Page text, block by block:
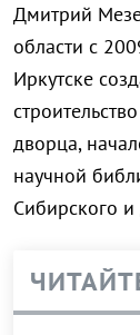
Дмитрий
области с
Иркутске
дворца,
научной
Сибирского